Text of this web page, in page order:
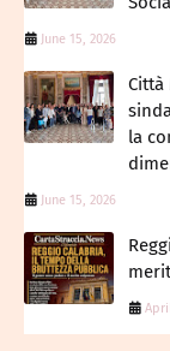
June 15, 2026
Città
la
June 15, 2026